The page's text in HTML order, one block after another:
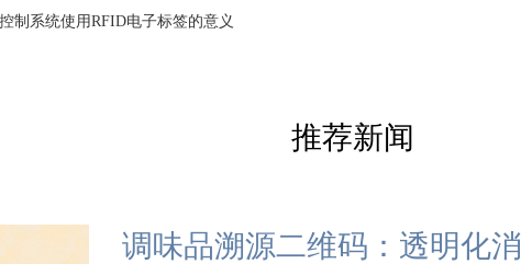
制系统使用RFID电子标签的意义
推荐新闻
调味品溯源二维码：透明化